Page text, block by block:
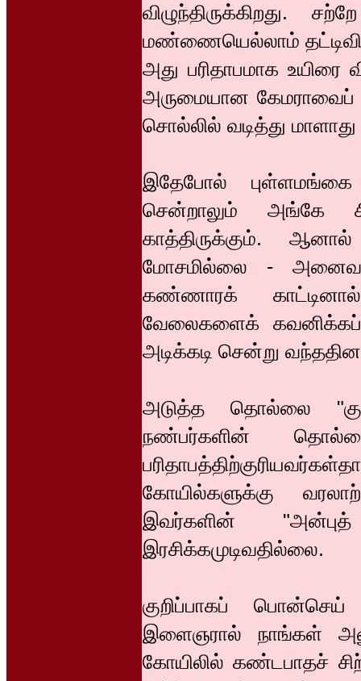
விழுந்திருக்கிறது.
மண்ணையெல்லாம்
அது பரிதாபமாக உயிரை
அருமையான கேமராவைப்
சொல்லில் வடித்து மாளாது
இதேபோல் புள்ளமங்கை
சென்றாலும் அங்கே
காத்திருக்கும்.
மோசமில்லை -
கண்ணாரக்
வேலைகளைக் கவனிக்கப்
அடிக்கடி சென்று
அடுத்த தொல்லை
நண்பர்களின்
கோயில்களுக்கு
இவர்களின்
இரசிக்கமுடிவதில்லை.
குறிப்பாகப்
இளைஞரால் நாங்கள்
கோயிலில் கண்டபாதச்